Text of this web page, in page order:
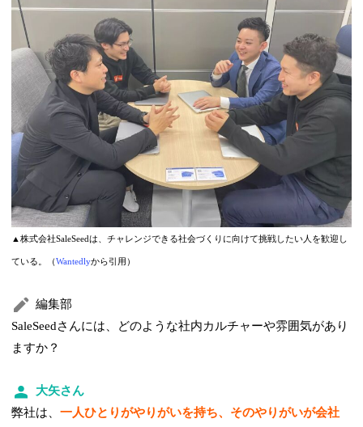
▲株式会社SaleSeedは、チャレンジできる社会づくりに向けて挑戦したい人を歓迎し
ている。（Wantedlyから引用）
編集部
SaleSeedさんには、どのような社内カルチャーや雰囲気があり
ますか？
大矢さん
弊社は、一人ひとりがやりがいを持ち、そのやりがいが会社